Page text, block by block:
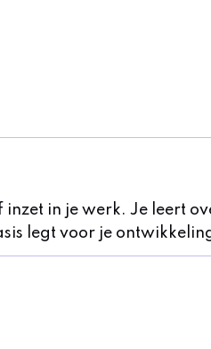
inzet in je werk. Je leert
legt voor je